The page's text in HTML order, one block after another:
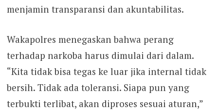
menjamin transparansi dan akuntabilitas.
Wakapolres menegaskan bahwa perang
terhadap narkoba harus dimulai dari dalam.
“Kita tidak bisa tegas ke luar jika internal tidak
bersih. Tidak ada toleransi. Siapa pun yang
terbukti terlibat, akan diproses sesuai aturan,”